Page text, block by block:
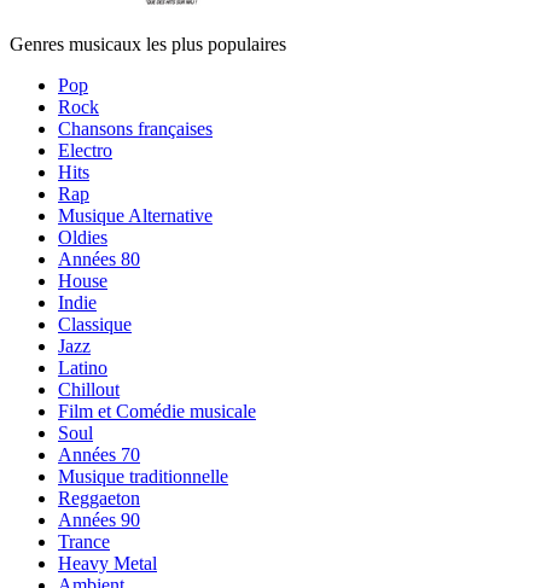
Genres musicaux les plus populaires
Pop
Rock
Chansons françaises
Electro
Hits
Rap
Musique Alternative
Oldies
Années 80
House
Indie
Classique
Jazz
Latino
Chillout
Film et Comédie musicale
Soul
Années 70
Musique traditionnelle
Reggaeton
Années 90
Trance
Heavy Metal